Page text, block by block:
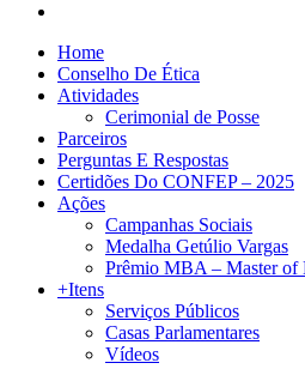
Home
Conselho De Ética
Atividades
Cerimonial de Posse
Parceiros
Perguntas E Respostas
Certidões Do CONFEP – 2025
Ações
Campanhas Sociais
Medalha Getúlio Vargas
Prêmio MBA – Master of
+Itens
Serviços Públicos
Casas Parlamentares
Vídeos